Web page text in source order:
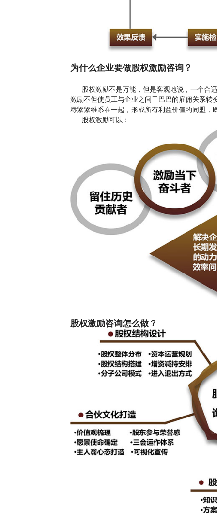
为什么企业要做股权激励咨询？
股权激励不是万能，但是客观地说，一个合
激励不但使员工与企业之间干巴巴的雇佣关系
辱紧紧维系在一起，形成所有利益价值的同盟
股权激励可以：
股权激励咨询怎么做？